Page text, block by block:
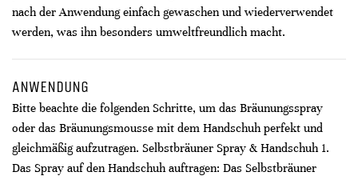
nach der Anwendung einfach gewaschen und wiederverwendet
werden, was ihn besonders umweltfreundlich macht.
ANWENDUNG
Bitte beachte die folgenden Schritte, um das Bräunungsspray
oder das Bräunungsmousse mit dem Handschuh perfekt und
gleichmäßig aufzutragen. Selbstbräuner Spray & Handschuh 1.
Das Spray auf den Handschuh auftragen: Das Selbstbräuner